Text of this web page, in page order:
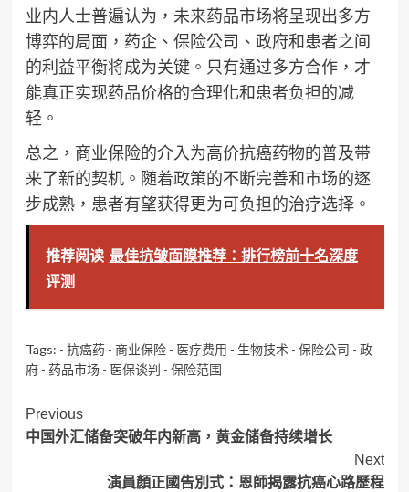
业内人士普遍认为，未来药品市场将呈现出多方
博弈的局面，药企、保险公司、政府和患者之间
的利益平衡将成为关键。只有通过多方合作，才
能真正实现药品价格的合理化和患者负担的减
轻。
总之，商业保险的介入为高价抗癌药物的普及带
来了新的契机。随着政策的不断完善和市场的逐
步成熟，患者有望获得更为可负担的治疗选择。
推荐阅读 最佳抗皱面膜推荐：排行榜前十名深度
评测
Tags: - 抗癌药 - 商业保险 - 医疗费用 - 生物技术 - 保险公司 - 政
府 - 药品市场 - 医保谈判 - 保险范围
Post
Navigation
Previous
中国外汇储备突破年内新高，黄金储备持续增长
Next
演員顏正國告別式：恩師揭露抗癌心路歷程